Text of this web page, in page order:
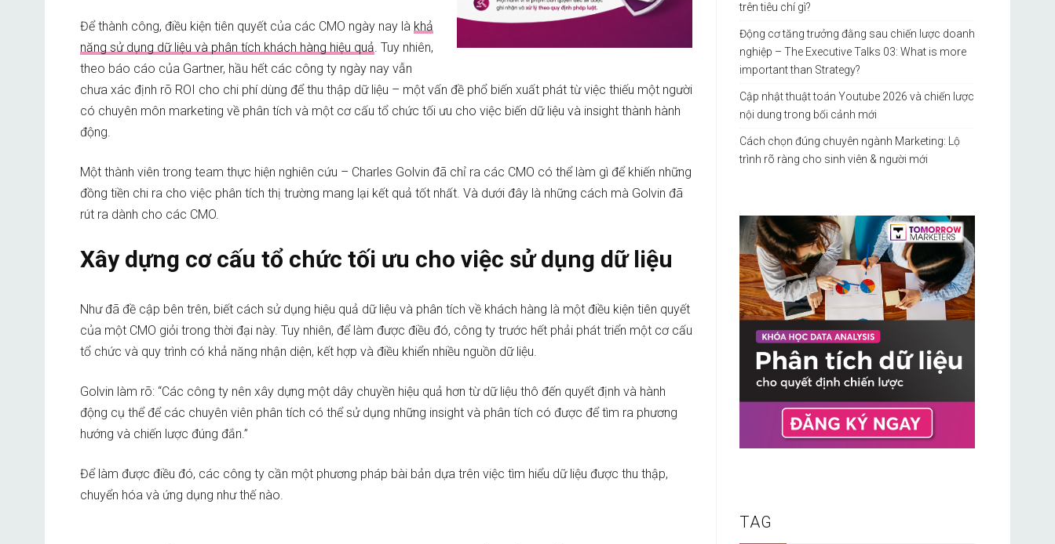
Để thành công, điều kiện tiên quyết của các CMO ngày nay là khả
năng sử dụng dữ liệu và phân tích khách hàng hiệu quả. Tuy nhiên,
theo báo cáo của Gartner, hầu hết các công ty ngày nay vẫn
chưa xác định rõ ROI cho chi phí dùng để thu thập dữ liệu – một vấn đề phổ biến xuất phát từ việc thiếu một người
có chuyên môn marketing về phân tích và một cơ cấu tổ chức tối ưu cho việc biến dữ liệu và insight thành hành
động.
Một thành viên trong team thực hiện nghiên cứu – Charles Golvin đã chỉ ra các CMO có thể làm gì để khiến những
đồng tiền chi ra cho việc phân tích thị trường mang lại kết quả tốt nhất. Và dưới đây là những cách mà Golvin đã
rút ra dành cho các CMO.
Xây dựng cơ cấu tổ chức tối ưu cho việc sử dụng dữ liệu
Như đã đề cập bên trên, biết cách sử dụng hiệu quả dữ liệu và phân tích về khách hàng là một điều kiện tiên quyết
của một CMO giỏi trong thời đại này. Tuy nhiên, để làm được điều đó, công ty trước hết phải phát triển một cơ cấu
tổ chức và quy trình có khả năng nhận diện, kết hợp và điều khiển nhiều nguồn dữ liệu.
Golvin làm rõ: “Các công ty nên xây dựng một dây chuyền hiệu quả hơn từ dữ liệu thô đến quyết định và hành
động cụ thể để các chuyên viên phân tích có thể sử dụng những insight và phân tích có được để tìm ra phương
hướng và chiến lược đúng đắn.”
Để làm được điều đó, các công ty cần một phương pháp bài bản dựa trên việc tìm hiểu dữ liệu được thu thập,
chuyển hóa và ứng dụng như thế nào.
trên tiêu chí gì?
Động cơ tăng trưởng đằng sau chiến lược doanh
nghiệp – The Executive Talks 03: What is more
important than Strategy?
Cập nhật thuật toán Youtube 2026 và chiến lược
nội dung trong bối cảnh mới
Cách chọn đúng chuyên ngành Marketing: Lộ
trình rõ ràng cho sinh viên & người mới
TAG